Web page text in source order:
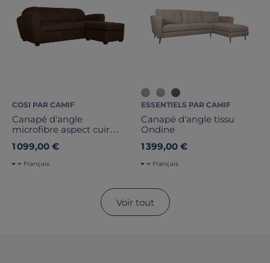
COSI PAR CAMIF
Canapé d'angle
microfibre aspect cuir
1 099,00 €
Français
ESSENTIELS PAR CAMIF
Canapé d'angle tissu
Ondine
1 399,00 €
Français
Voir tout